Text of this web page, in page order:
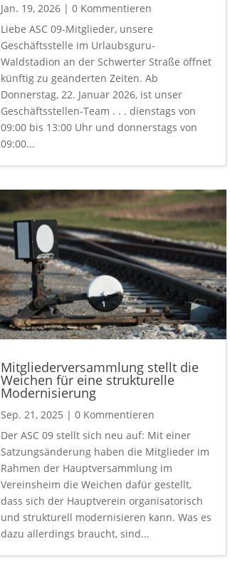
Jan. 19, 2026 | 0 Kommentieren
Liebe ASC 09-Mitglieder, unsere
Geschäftsstelle im Urlaubsguru-
Waldstadion an der Schwerter Straße öffnet
künftig zu geänderten Zeiten. Ab
Donnerstag, 22. Januar 2026, ist unser
Geschäftsstellen-Team . . . dienstags von
09:00 bis 13:00 Uhr und donnerstags von
09:00...
Mitgliederversammlung stellt die
Weichen für eine strukturelle
Modernisierung
Sep. 21, 2025 | 0 Kommentieren
Der ASC 09 stellt sich neu auf: Mit einer
Satzungsänderung haben die Mitglieder im
Rahmen der Hauptversammlung im
Vereinsheim die Weichen dafür gestellt,
dass sich der Hauptverein organisatorisch
und strukturell modernisieren kann. Was es
dazu allerdings braucht, sind...